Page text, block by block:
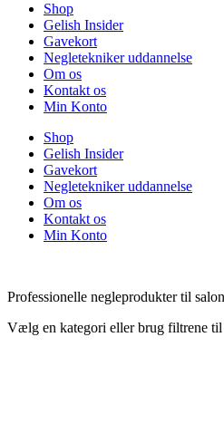
Shop
Gelish Insider
Gavekort
Negletekniker uddannelse
Om os
Kontakt os
Min Konto
Shop
Gelish Insider
Gavekort
Negletekniker uddannelse
Om os
Kontakt os
Min Konto
Professionelle negleprodukter til
Vælg en kategori eller brug filtrene til